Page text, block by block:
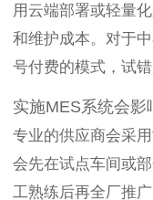
用云端部署或轻量
和维护成本。对于
号付费的模式，试
实施MES系统会影
专业的供应商会采
会先在试点车间或
工熟练后再全厂推